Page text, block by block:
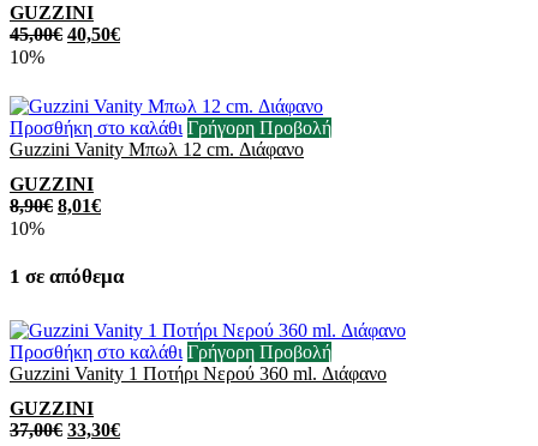
GUZZINI
45,00€ 40,50€
10%
Προσθήκη στο καλάθι Γρήγορη Προβολή
Guzzini Vanity Μπωλ 12 cm. Διάφανο
GUZZINI
8,90€ 8,01€
10%
1 σε απόθεμα
Προσθήκη στο καλάθι Γρήγορη Προβολή
Guzzini Vanity 1 Ποτήρι Νερού 360 ml. Διάφανo
GUZZINI
37,00€ 33,30€